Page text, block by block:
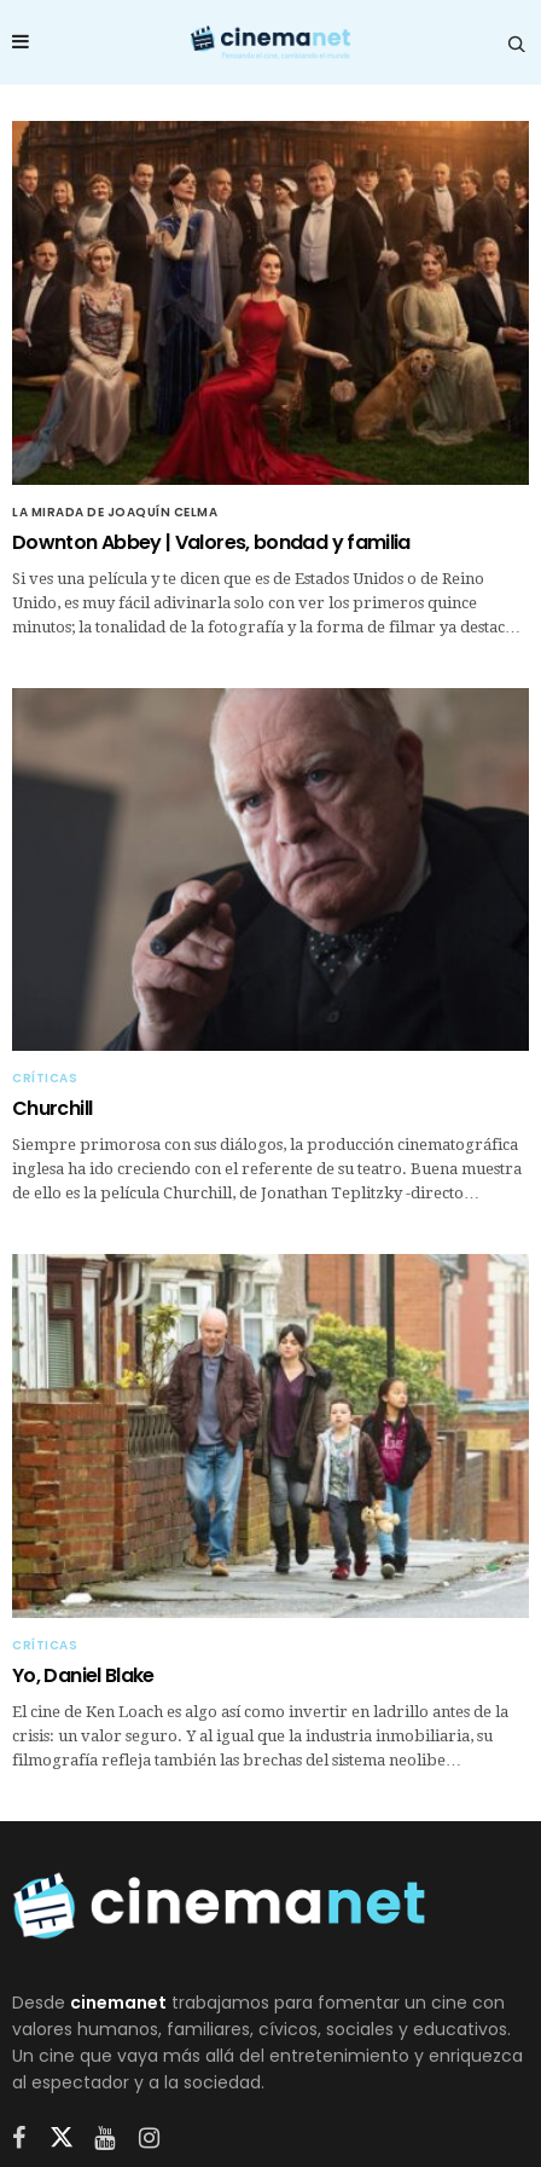
LA MIRADA DE JOAQUÍN CELMA
Downton Abbey | Valores, bondad y familia
Si ves una película y te dicen que es de Estados Unidos o de Reino
Unido, es muy fácil adivinarla solo con ver los primeros quince
minutos; la tonalidad de la fotografía y la forma de filmar ya destac…
CRÍTICAS
Churchill
Siempre primorosa con sus diálogos, la producción cinematográfica
inglesa ha ido creciendo con el referente de su teatro. Buena muestra
de ello es la película Churchill, de Jonathan Teplitzky -directo…
CRÍTICAS
Yo, Daniel Blake
El cine de Ken Loach es algo así como invertir en ladrillo antes de la
crisis: un valor seguro. Y al igual que la industria inmobiliaria, su
filmografía refleja también las brechas del sistema neolibe…
Desde cinemanet trabajamos para fomentar un cine con
valores humanos, familiares, cívicos, sociales y educativos.
Un cine que vaya más allá del entretenimiento y enriquezca
al espectador y a la sociedad.